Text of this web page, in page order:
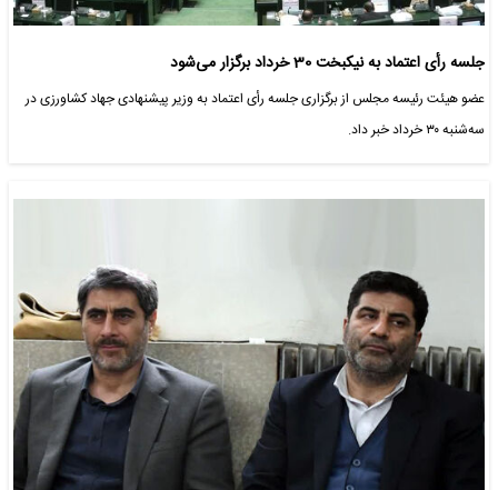
جلسه رأی اعتماد به نیکبخت 30 خرداد برگزار می‌شود
عضو هیئت رئیسه مجلس از برگزاری جلسه رأی اعتماد به وزیر پیشنهادی جهاد کشاورزی در
سه‌شنبه ۳۰ خرداد خبر داد.